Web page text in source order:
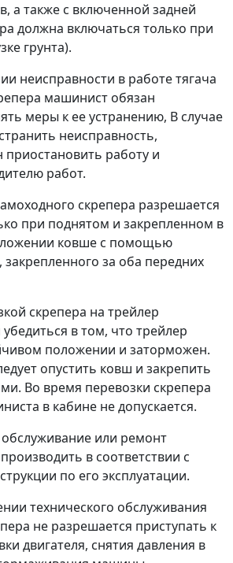
а также с включенной задней
должна включаться только при
грунта).
неисправности в работе тягача
машинист обязан
меры к ее устранению, В случае
неисправность,
работу и
работ.
скрепера разрешается
при поднятом и закрепленном в
ковше с помощью
закрепленного за оба передних
скрепера на трейлер
в том, что трейлер
положении и заторможен.
опустить ковш и закрепить
Во время перевозки скрепера
в кабине не допускается.
обслуживание или ремонт
в соответствии с
по его эксплуатации.
технического обслуживания
не разрешается приступать к
двигателя, снятия давления в